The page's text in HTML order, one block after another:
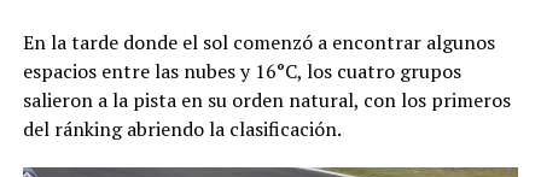
En la tarde donde el sol comenzó a encontrar algunos
espacios entre las nubes y 16°C, los cuatro grupos
salieron a la pista en su orden natural, con los primeros
del ránking abriendo la clasificación.